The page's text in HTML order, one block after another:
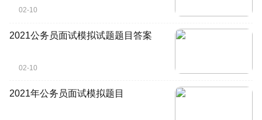
02-10
2021公务员面试模拟试题题目答案
02-10
2021年公务员面试模拟题目